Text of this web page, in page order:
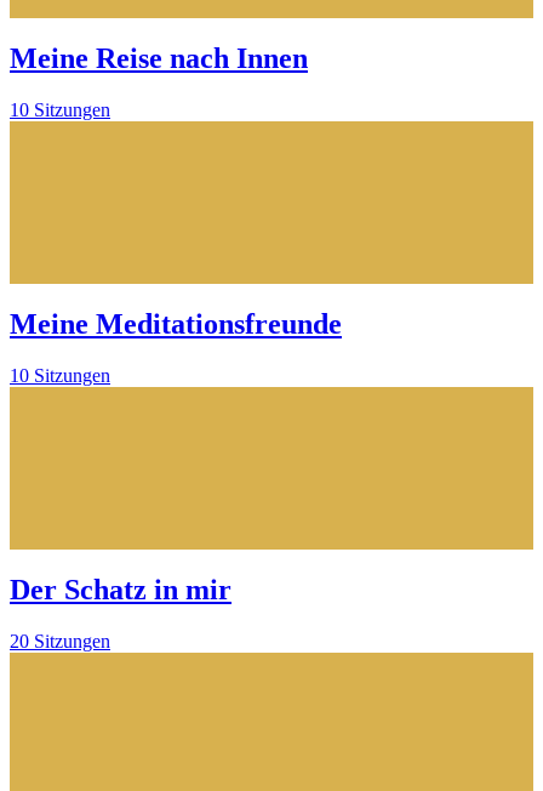
Meine Reise nach Innen
10 Sitzungen
Meine Meditationsfreunde
10 Sitzungen
Der Schatz in mir
20 Sitzungen